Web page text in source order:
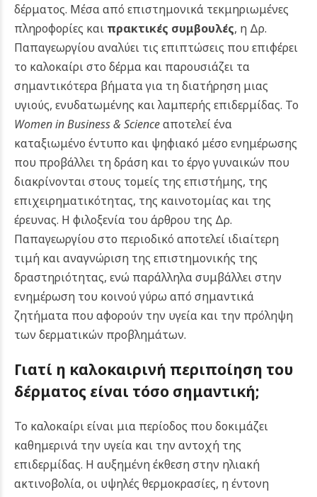
δέρματος. Μέσα από επιστημονικά τεκμηριωμένες
πληροφορίες και πρακτικές συμβουλές, η Δρ.
Παπαγεωργίου αναλύει τις επιπτώσεις που επιφέρει
το καλοκαίρι στο δέρμα και παρουσιάζει τα
σημαντικότερα βήματα για τη διατήρηση μιας
υγιούς, ενυδατωμένης και λαμπερής επιδερμίδας. Το
Women in Business & Scienceαποτελεί ένα
καταξιωμένο έντυπο και ψηφιακό μέσο ενημέρωσης
που προβάλλει τη δράση και το έργο γυναικών που
διακρίνονται στους τομείς της επιστήμης, της
επιχειρηματικότητας, της καινοτομίας και της
έρευνας. Η φιλοξενία του άρθρου της Δρ.
Παπαγεωργίου στο περιοδικό αποτελεί ιδιαίτερη
τιμή και αναγνώριση της επιστημονικής της
δραστηριότητας, ενώ παράλληλα συμβάλλει στην
ενημέρωση του κοινού γύρω από σημαντικά
ζητήματα που αφορούν την υγεία και την πρόληψη
των δερματικών προβλημάτων.
Γιατί η καλοκαιρινή περιποίηση του
δέρματος είναι τόσο σημαντική;
Το καλοκαίρι είναι μια περίοδος που δοκιμάζει
καθημερινά την υγεία και την αντοχή της
επιδερμίδας. Η αυξημένη έκθεση στην ηλιακή
ακτινοβολία, οι υψηλές θερμοκρασίες, η έντονη